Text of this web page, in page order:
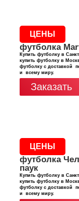
ЦЕНЫ
футболка
Купить футболку в
купить футболку в
футболку с доставкой
и всему миру.
Заказать
ЦЕНЫ
футболка
паук
Купить футболку в
купить футболку в
футболку с доставкой
и всему миру.